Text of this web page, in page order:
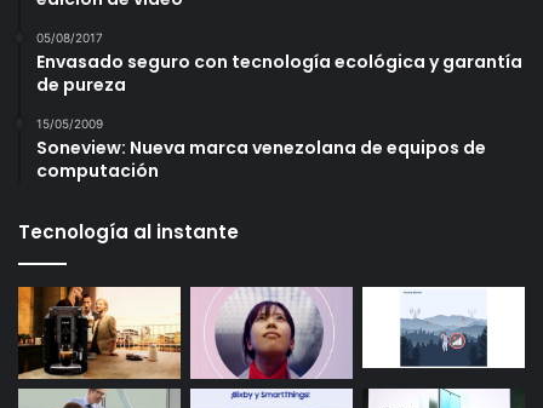
05/08/2017
Envasado seguro con tecnología ecológica y garantía
de pureza
15/05/2009
Soneview: Nueva marca venezolana de equipos de
computación
Tecnología al instante